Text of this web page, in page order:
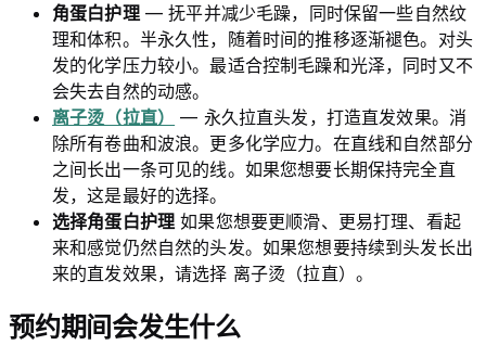
角蛋白护理— 抚平并减少毛躁，同时保留一些自然纹
理和体积。半永久性，随着时间的推移逐渐褪色。对头
发的化学压力较小。最适合控制毛躁和光泽，同时又不
会失去自然的动感。
离子烫（拉直）
— 永久拉直头发，打造直发效果。消
除所有卷曲和波浪。更多化学应力。在直线和自然部分
之间长出一条可见的线。如果您想要长期保持完全直
发，这是最好的选择。
选择角蛋白护理 如果您想要更顺滑、更易打理、看起
来和感觉仍然自然的头发。如果您想要持续到头发长出
来的直发效果，请选择 离子烫（拉直）。
预约期间会发生什么